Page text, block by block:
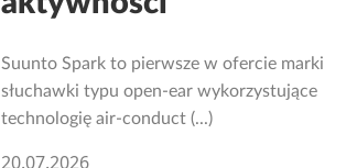
Suunto Spark to pierwsze w ofercie marki
słuchawki typu open-ear wykorzystujące
technologię air-conduct (...)
20.07.2026